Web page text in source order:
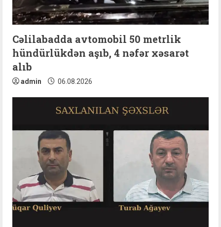
n
g
Cəlilabadda avtomobil 50 metrlik
hündürlükdən aşıb, 4 nəfər xəsarət
alıb
admin 06.08.2026